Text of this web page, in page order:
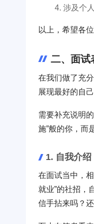
涉及个
以上，希望各
二、面试
在我们做了充
展现最好的自己
需要补充说明
施”般的你，而
1. 自我介绍
在面试当中，
就业”的社招，
信手拈来吗？